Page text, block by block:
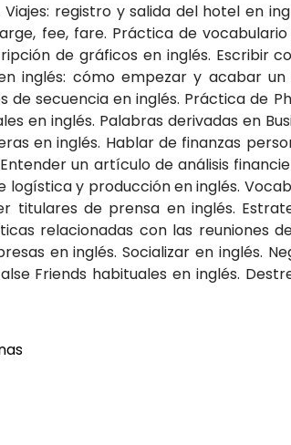
registro y salida del hotel en
fee, fare. Práctica de
de gráficos en inglés. Escribir
inglés: cómo empezar y acabar
secuencia en inglés. Práctica de
en inglés. Palabras derivadas en
en inglés. Hablar de finanzas
un artículo de análisis
y producción en inglés.
titulares de prensa en inglés.
relacionadas con las reuniones
en inglés. Socializar en inglés.
Friends habituales en inglés.